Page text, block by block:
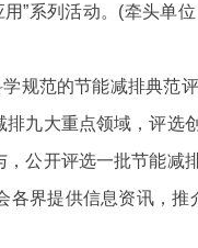
用”系列活动。(牵头
范的节能减排典范
九大重点领域，评
公开评选一批节能
各界提供信息资讯，